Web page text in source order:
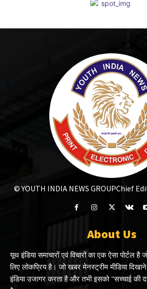
© YOUTH INDIA NEWS GROUPChief
About Us
यूथ इंडिया समाचारों एवं विचारों का एक ऐसा
लिए लोकप्रिय है। जो खबर मेनस्ट्रीम मीडिया
इंडिया उजागर करता है और तभी इसको "सच्चाई की